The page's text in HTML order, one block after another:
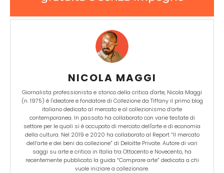
NICOLA MAGGI
Giornalista professionista e storico della critica d'arte, Nicola Maggi
(n. 1975) è l'ideatore e fondatore di Collezione da Tiffany il primo blog
italiano dedicato al mercato e al collezionismo d’arte
contemporanea. In passato ha collaborato con varie testate di
settore per le quali si è occupato di mercato dell'arte e di economia
della cultura. Nel 2019 e 2020 ha collaborato al Report “Il mercato
dell’arte e dei beni da collezione” di Deloitte Private. Autore di vari
saggi su arte e critica in Italia tra Ottocento e Novecento, ha
recentemente pubblicato la guida “Comprare arte” dedicata a chi
vuole iniziare a collezionare.